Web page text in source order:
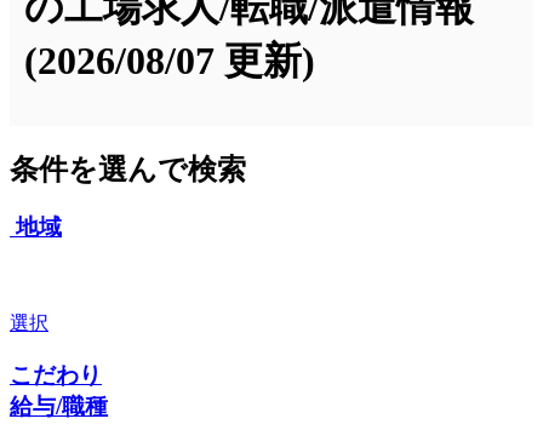
(2026/08/07 更新)
条件を選んで検索
地域
選択
こだわり
給与/職種